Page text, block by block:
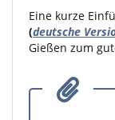
Eine kurze
(deutsche
Gießen zum